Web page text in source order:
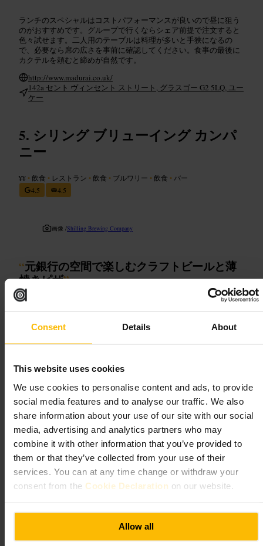
Consent Details About
This website uses cookies
We use cookies to personalise content and ads, to provide
social media features and to analyse our traffic. We also
share information about your use of our site with our social
media, advertising and analytics partners who may
combine it with other information that you’ve provided to
them or that they’ve collected from your use of their
services. You can at any time change or withdraw your
consent from the Cookie Declaration on our website.
Allow all
ランチのスペシャルはコストパフォーマンスが良いので昼に狙う
のがおすすめです。グループで行くならシェア前提で注文すると
色々試せます。二人用のテーブルは料理が多いと手狭になるの
で、必要なら席の広さを事前に確認してください。食事の最後に
カクテルを頼むと締めが自然です。
http://www.madurai.co.uk/
142a セント ヴィンセント ストリート, グラスゴー G2 5LQ, ユー
ケー
シリング ブリューイング カンパ
ニー
¥¥ • 飲食 • レストラン • 飲食 • ブルワリー • 飲食 • バー
4.5
4.5
画像 /Shilling Brewing Company
“元銀行の空間で楽しむクラフトビールと薄
焼きピザ”
向いている
#ピザ #元銀行建築
期待できること
カウンターとテーブル主体のカジュアルな店内。自家醸造ビール
が主体で、常時複数タップを回しています。ビールフライトで好
みを見つけやすい構成です。フードはピザがメインで、シェアし
て食べるグループに向いています。スタッフは手際よく対応しま
す。店内には元銀行らしい重厚な造作や地下の金庫扉が残り、写
真映えします。
まずはビールフライトで数種類を試してください。ピザは薄いク
リスプ生地が特徴で、シェアに向いています。グループなら早め